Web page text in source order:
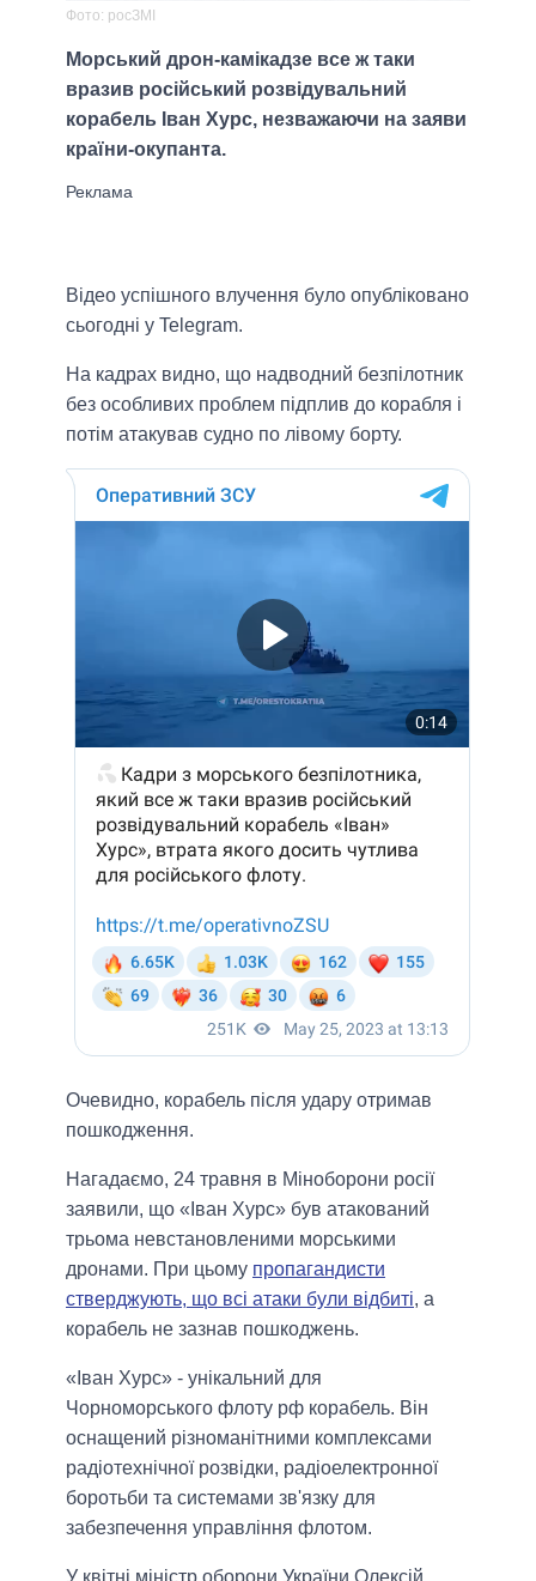
Фото: росЗМІ
Морський дрон-камікадзе все ж таки
вразив російський розвідувальний
корабель Іван Хурс, незважаючи на заяви
країни-окупанта.
Відео успішного влучення було опубліковано
сьогодні у Telegram.
На кадрах видно, що надводний безпілотник
без особливих проблем підплив до корабля і
потім атакував судно по лівому борту.
Очевидно, корабель після удару отримав
пошкодження.
Нагадаємо, 24 травня в Міноборони росії
заявили, що «Іван Хурс» був атакований
трьома невстановленими морськими
дронами. При цьому пропагандисти
стверджують, що всі атаки були відбиті, а
корабель не зазнав пошкоджень.
«Іван Хурс» - унікальний для
Чорноморського флоту рф корабель. Він
оснащений різноманітними комплексами
радіотехнічної розвідки, радіоелектронної
боротьби та системами зв'язку для
забезпечення управління флотом.
У квітні міністр оборони України Олексій